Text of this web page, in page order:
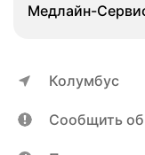
Медлайн-
Колумбус
Сообщить